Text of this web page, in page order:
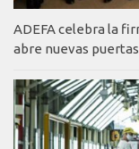
ADEFA celebra la
abre nuevas